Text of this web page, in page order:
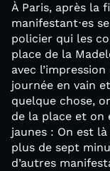
À Paris, après la
manifestant⋅es
policier qui les
place de la
avec
journée en vain
quelque chose,
de la place et on
jaunes : On est
plus de sept
d’autres